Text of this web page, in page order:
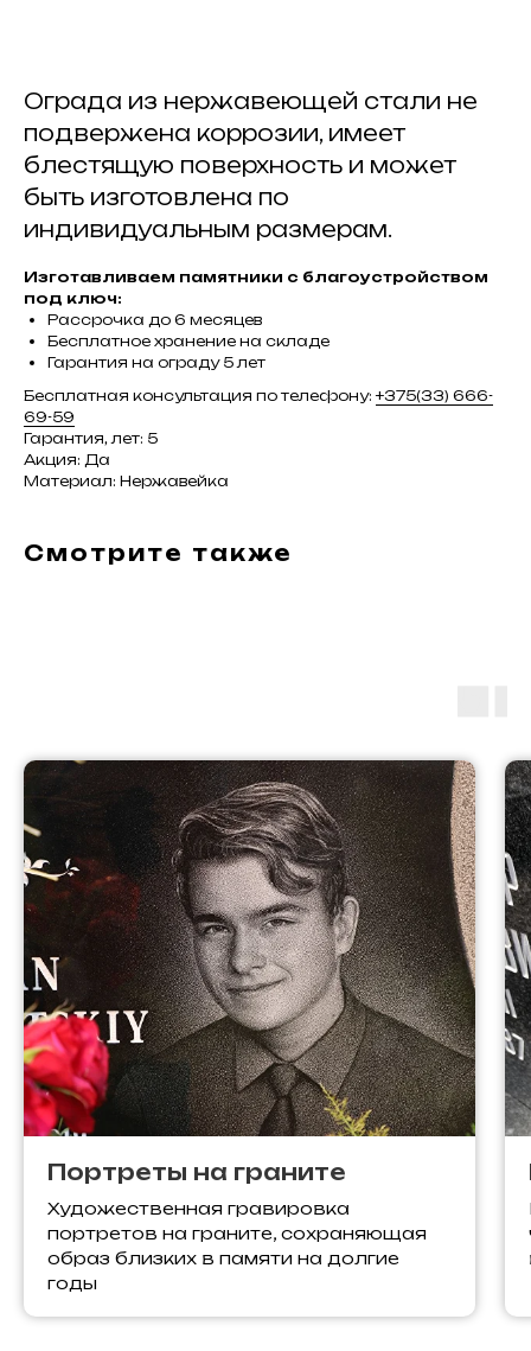
Ограда из нержавеющей стали не
подвержена коррозии, имеет
блестящую поверхность и может
быть изготовлена по
индивидуальным размерам.
Изготавливаем памятники с благоустройством
под ключ:
Рассрочка до 6 месяцев
Бесплатное хранение на складе
Гарантия на ограду 5 лет
Бесплатная консультация по телефону: +375(33) 666-
69-59
Гарантия, лет: 5
Акция: Да
Материал: Нержавейка
Смотрите также
Портреты на граните
Художественная гравировка
портретов на граните, сохраняющая
образ близких в памяти на долгие
годы